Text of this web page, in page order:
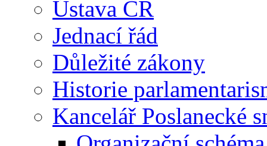
Ústava ČR
Jednací řád
Důležité zákony
Historie
Kancelář Poslanecké